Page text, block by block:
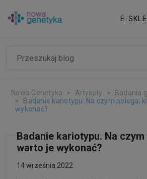
E-
Nowa Genetyka Artykuły
Badania
Badanie kariotypu. Na czym polega,
wykonać?
Badanie kariotypu. Na
warto je wykonać?
14 września 2022